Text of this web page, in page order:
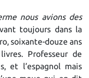
nous avions des
toujours dans la
soixante-douze ans
Professeur de
et l’espagnol mais